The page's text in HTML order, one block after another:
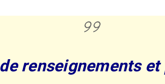
renseignements